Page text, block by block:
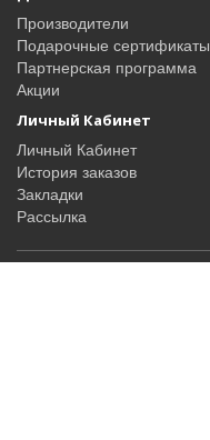
Производители
Подарочные сертификаты
Партнерская программа
Акции
Личный Кабинет
Личный Кабинет
История заказов
Закладки
Рассылка